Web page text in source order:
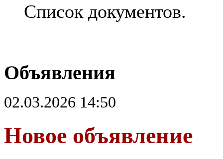
Список документов.
Объявления
02.03.2026 14:50
Новое объявление